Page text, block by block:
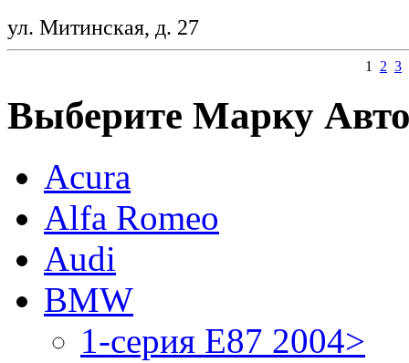
ул. Митинская, д. 27
1 2 3
Выберите Марку
Acura
Alfa Romeo
Audi
BMW
1-серия E87 2004>